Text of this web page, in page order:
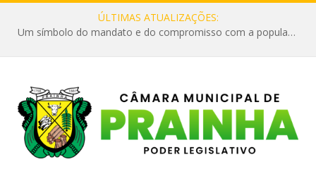
ÚLTIMAS ATUALIZAÇÕES:
Um símbolo do mandato e do compromisso com a população